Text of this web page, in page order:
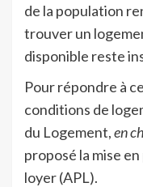
de la population
trouver un
disponible reste
Pour répondre à
conditions de
du Logement,en
proposé la mise
loyer (APL).